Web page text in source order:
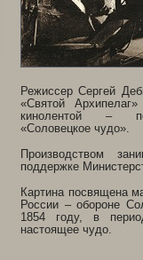
Режиссер Сергей
«Святой
кинолентой –
«Соловецкое чудо».
Производством
поддержке
Картина посвящена
России – обороне
1854 году, в
настоящее чудо.